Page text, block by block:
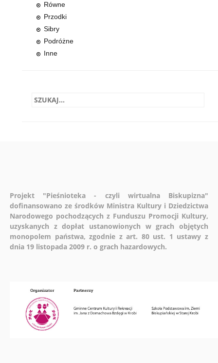
Równe
Przodki
Sibry
Podróżne
Inne
Projekt "Pieśnioteka - czyli wirtualna Biskupizna"
dofinansowano ze środków Ministra Kultury i Dziedzictwa
Narodowego pochodzących z Funduszu Promocji Kultury,
uzyskanych z dopłat ustanowionych w grach objętych
monopolem państwa, zgodnie z art. 80 ust. 1 ustawy z
dnia 19 listopada 2009 r. o grach hazardowych.